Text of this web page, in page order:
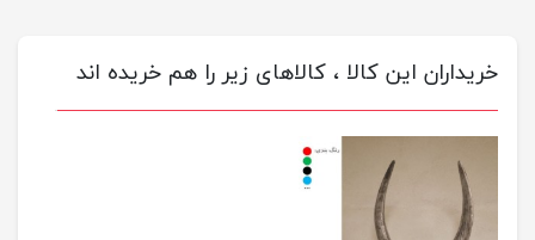
خریداران این کالا ، کالاهای زیر را هم خریده اند